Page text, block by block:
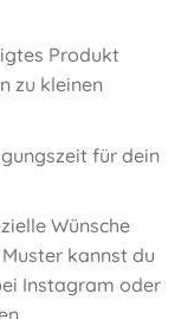
Produkt
zu kleinen
für dein
Wünsche
kannst du
Instagram oder